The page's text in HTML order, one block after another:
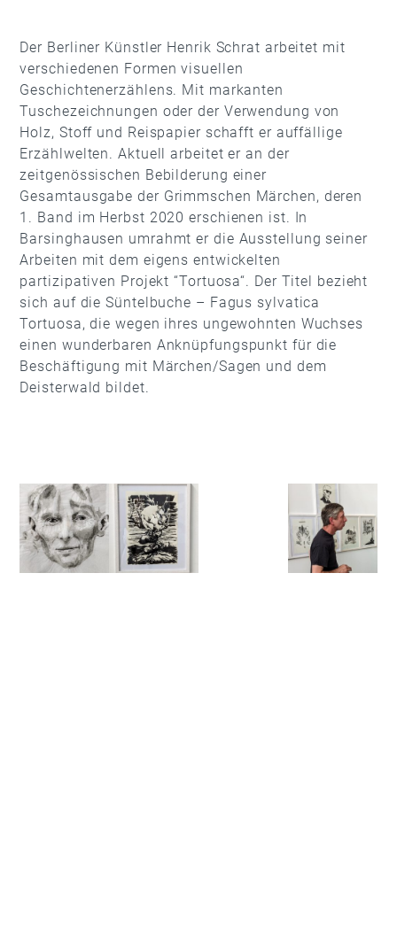
Der Berliner Künstler Henrik Schrat arbeitet mit
verschiedenen Formen visuellen
Geschichtenerzählens. Mit markanten
Tuschezeichnungen oder der Verwendung von
Holz, Stoff und Reispapier schafft er auffällige
Erzählwelten. Aktuell arbeitet er an der
zeitgenössischen Bebilderung einer
Gesamtausgabe der Grimmschen Märchen, deren
1. Band im Herbst 2020 erschienen ist. In
Barsinghausen umrahmt er die Ausstellung seiner
Arbeiten mit dem eigens entwickelten
partizipativen Projekt “Tortuosa“. Der Titel bezieht
sich auf die Süntelbuche – Fagus sylvatica
Tortuosa, die wegen ihres ungewohnten Wuchses
einen wunderbaren Anknüpfungspunkt für die
Beschäftigung mit Märchen/Sagen und dem
Deisterwald bildet.